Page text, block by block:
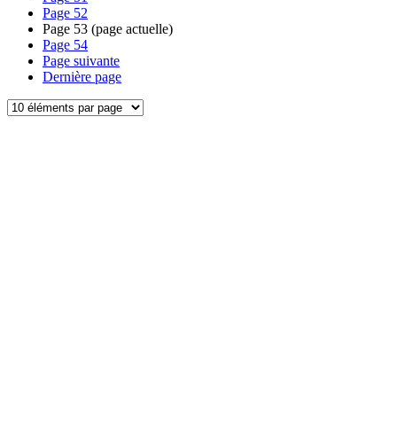
Page 52
Page 53 (page actuelle)
Page 54
Page suivante
Dernière page